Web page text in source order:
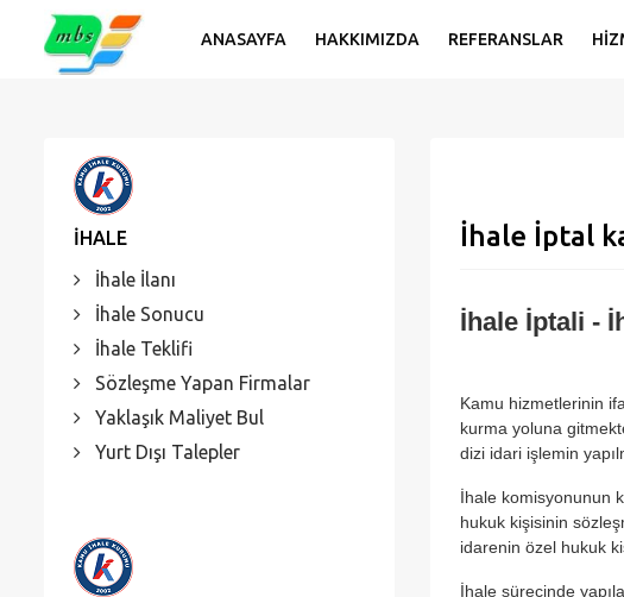
ANASAYFA HAKKIMIZDA REFERANSLAR
İHALE
İhale İlanı
İhale Sonucu
İhale Teklifi
Sözleşme Yapan Firmalar
Yaklaşık Maliyet Bul
Yurt Dışı Talepler
İhale İptal
İhale İptali -
Kamu hizmetlerinin
kurma yoluna
dizi idari işlemin
İhale komisyonunun
hukuk kişisinin
idarenin özel hukuk
İhale sürecinde